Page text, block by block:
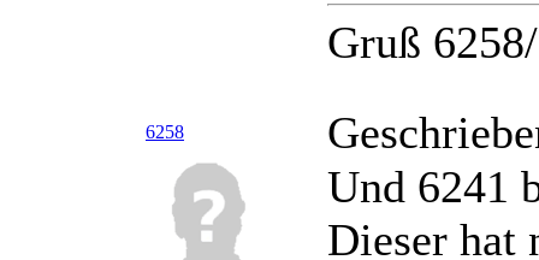
Gruß
6258
Und 6241
Dieser hat